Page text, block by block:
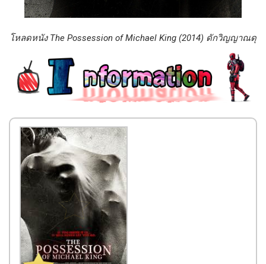
โหลดหนัง The Possession of Michael King (2014) ดักวิญญาณดุ